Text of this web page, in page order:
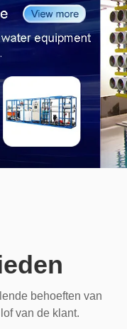
behoeften van
van de klant.